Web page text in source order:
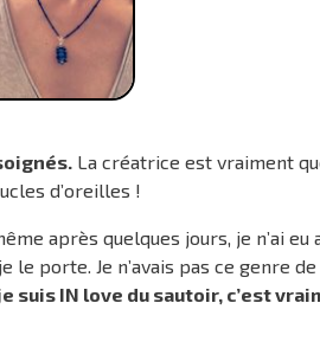
La créatrice est vraiment
d’oreilles !
après quelques jours, je n’ai eu
porte. Je n’avais pas ce genre
IN love du sautoir, c’est